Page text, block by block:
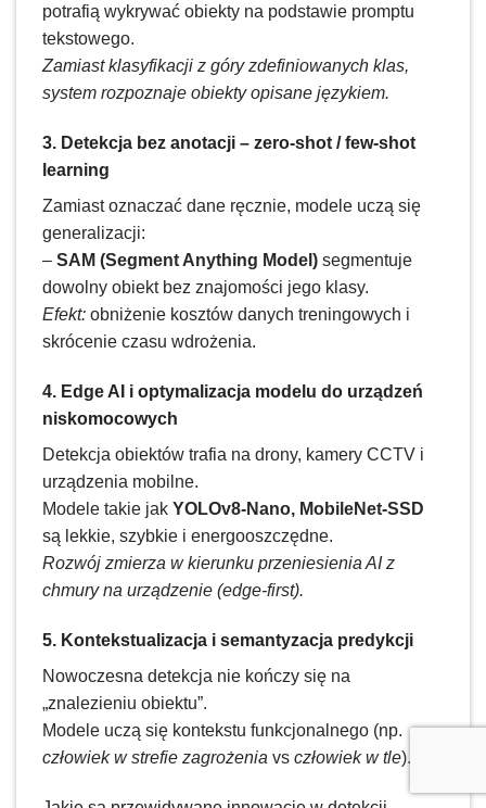
potrafią wykrywać obiekty na podstawie promptu
tekstowego.
Zamiast klasyfikacji z góry zdefiniowanych klas,
system rozpoznaje obiekty opisane językiem.
3. Detekcja bez anotacji – zero-shot / few-shot
learning
Zamiast oznaczać dane ręcznie, modele uczą się
generalizacji:
–SAM (Segment Anything Model) segmentuje
dowolny obiekt bez znajomości jego klasy.
Efekt: obniżenie kosztów danych treningowych i
skrócenie czasu wdrożenia.
4. Edge AI i optymalizacja modelu do urządzeń
niskomocowych
Detekcja obiektów trafia na drony, kamery CCTV i
urządzenia mobilne.
Modele takie jakYOLOv8-Nano, MobileNet-SSD
są lekkie, szybkie i energooszczędne.
Rozwój zmierza w kierunku przeniesienia AI z
chmury na urządzenie (edge-first).
5. Kontekstualizacja i semantyzacja predykcji
Nowoczesna detekcja nie kończy się na
„znalezieniu obiektu”.
Modele uczą się kontekstu funkcjonalnego (np.
człowiek w strefie zagrożenia vsczłowiek w tle).